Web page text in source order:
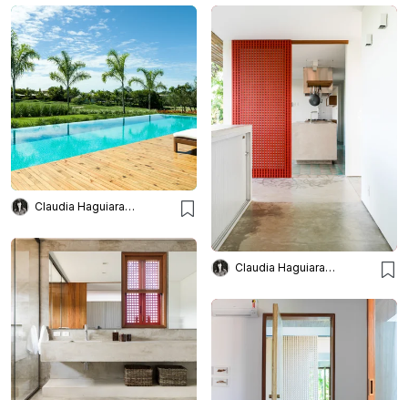
Claudia Haguiara Arquitetura
Claudia Haguiara Arquitetura